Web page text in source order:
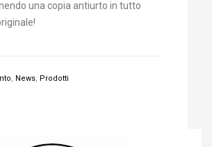
una copia antiurto in tutto
, News, Prodotti